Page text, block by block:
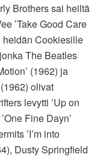
Brothers sai heiltä
’Take Good Care
heidän Cookiesille
The Beatles
(1962) ja
olivat
levytti ’Up on
Fine Dayn’
’I’m into
Dusty Springfield